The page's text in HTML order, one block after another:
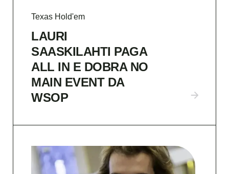
Texas Hold'em
LAURI
SAASKILAHTI PAGA
ALL IN E DOBRA NO
MAIN EVENT DA
WSOP